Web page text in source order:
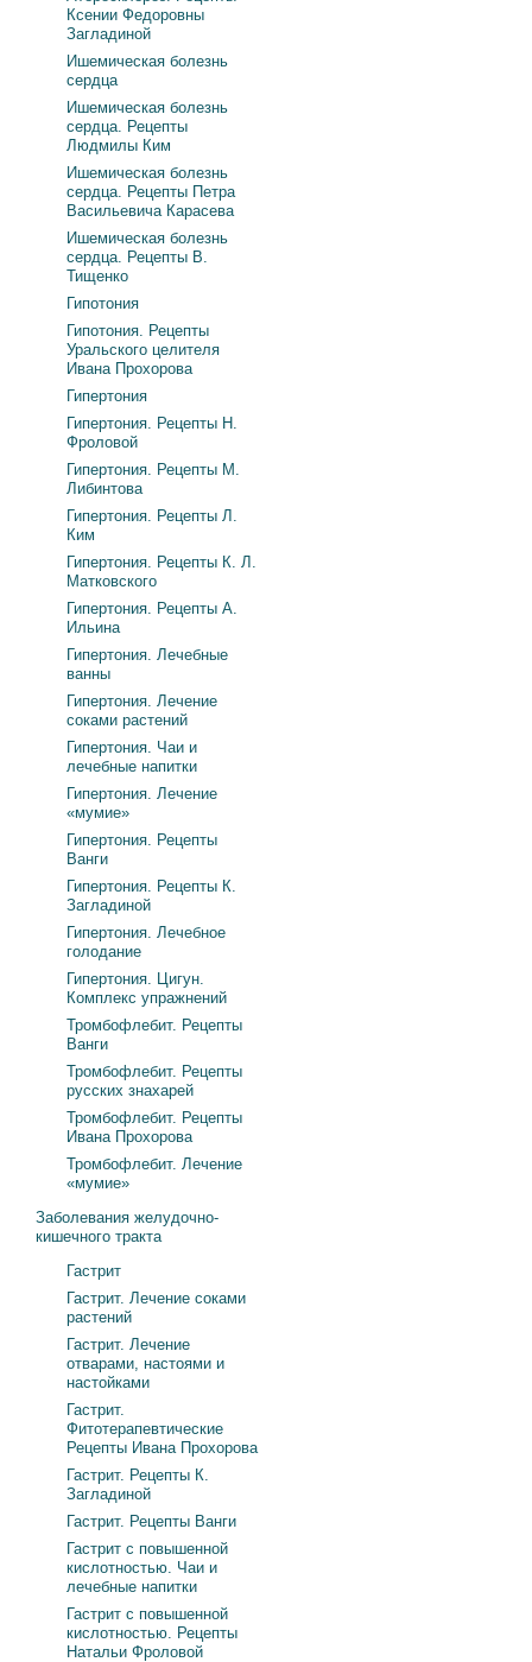
Ксении Федоровны
Загладиной
Ишемическая болезнь
сердца
Ишемическая болезнь
сердца. Рецепты
Людмилы Ким
Ишемическая болезнь
сердца. Рецепты Петра
Васильевича Карасева
Ишемическая болезнь
сердца. Рецепты В.
Тищенко
Гипотония
Гипотония. Рецепты
Уральского целителя
Ивана Прохорова
Гипертония
Гипертония. Рецепты Н.
Фроловой
Гипертония. Рецепты М.
Либинтова
Гипертония. Рецепты Л.
Ким
Гипертония. Рецепты К. Л.
Матковского
Гипертония. Рецепты А.
Ильина
Гипертония. Лечебные
ванны
Гипертония. Лечение
соками растений
Гипертония. Чаи и
лечебные напитки
Гипертония. Лечение
«мумие»
Гипертония. Рецепты
Ванги
Гипертония. Рецепты К.
Загладиной
Гипертония. Лечебное
голодание
Гипертония. Цигун.
Комплекс упражнений
Тромбофлебит. Рецепты
Ванги
Тромбофлебит. Рецепты
русских знахарей
Тромбофлебит. Рецепты
Ивана Прохорова
Тромбофлебит. Лечение
«мумие»
Заболевания желудочно-
кишечного тракта
Гастрит
Гастрит. Лечение соками
растений
Гастрит. Лечение
отварами, настоями и
настойками
Гастрит.
Фитотерапевтические
Рецепты Ивана Прохорова
Гастрит. Рецепты К.
Загладиной
Гастрит. Рецепты Ванги
Гастрит с повышенной
кислотностью. Чаи и
лечебные напитки
Гастрит с повышенной
кислотностью. Рецепты
Натальи Фроловой